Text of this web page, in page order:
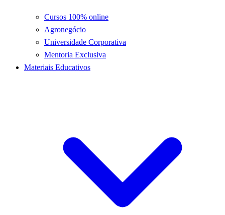
Cursos 100% online
Agronegócio
Universidade Corporativa
Mentoria Exclusiva
Materiais Educativos